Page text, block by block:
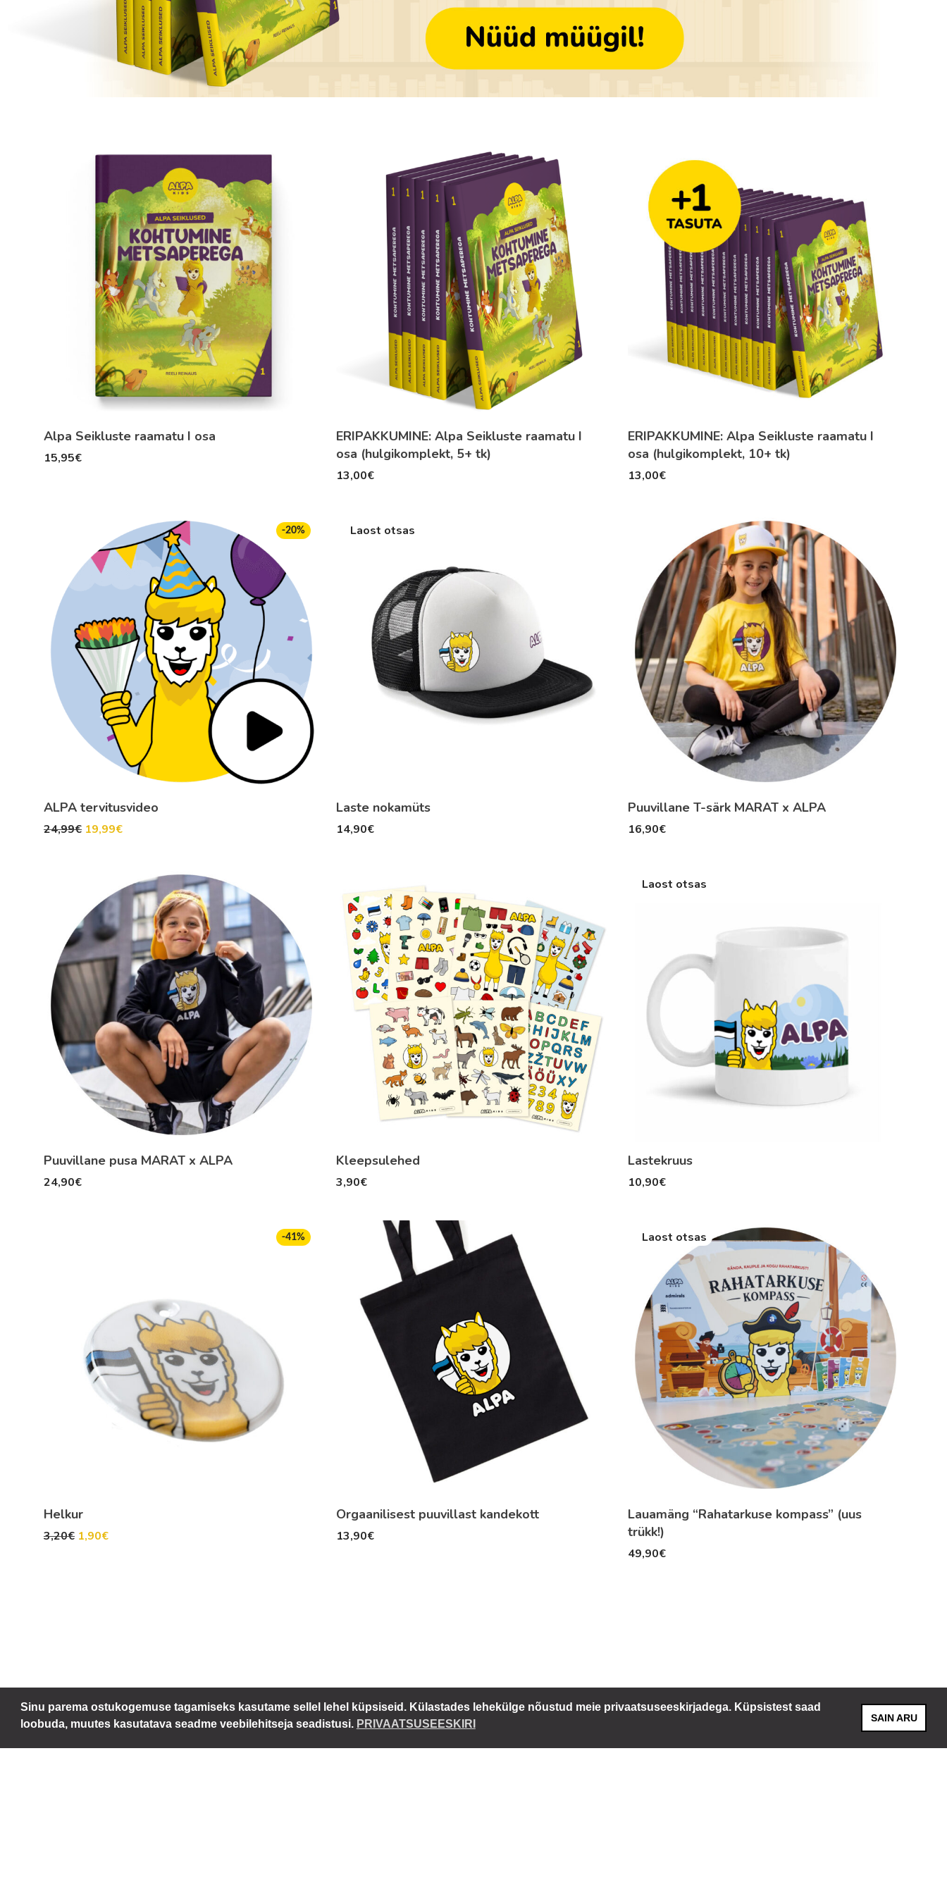
Alpa Seikluste raamatu I osa
15,95€
ERIPAKKUMINE: Alpa Seikluste raamatu I
osa (hulgikomplekt, 5+ tk)
13,00€
ERIPAKKUMINE: Alpa Seikluste raamatu I
osa (hulgikomplekt, 10+ tk)
13,00€
-20%
ALPA tervitusvideo
24,99€ 19,99€
Laste nokamüts
14,90€
Puuvillane T-särk MARAT x ALPA
16,90€
Puuvillane pusa MARAT x ALPA
24,90€
Kleepsulehed
3,90€
Lastekruus
10,90€
-41%
Helkur
3,20€ 1,90€
Orgaanilisest puuvillast kandekott
13,90€
Lauamäng “Rahatarkuse kompass” (uus
trükk!)
49,90€
Sinu parema ostukogemuse tagamiseks kasutame sellel lehel küpsiseid. Külastades lehekülge nõustud meie privaatsuseeskirjadega. Küpsistest saad
loobuda, muutes kasutatava seadme veebilehitseja seadistusi. PRIVAATSUSEESKIRI SAIN ARU